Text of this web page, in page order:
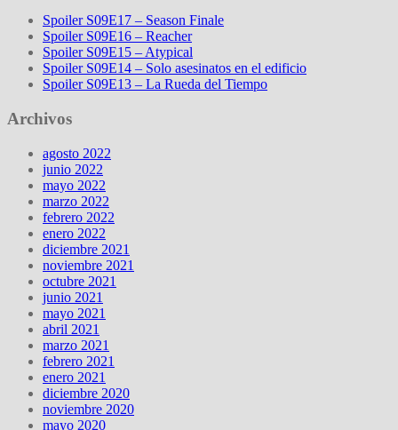
Spoiler S09E17 – Season Finale
Spoiler S09E16 – Reacher
Spoiler S09E15 – Atypical
Spoiler S09E14 – Solo asesinatos en el edificio
Spoiler S09E13 – La Rueda del Tiempo
Archivos
agosto 2022
junio 2022
mayo 2022
marzo 2022
febrero 2022
enero 2022
diciembre 2021
noviembre 2021
octubre 2021
junio 2021
mayo 2021
abril 2021
marzo 2021
febrero 2021
enero 2021
diciembre 2020
noviembre 2020
mayo 2020